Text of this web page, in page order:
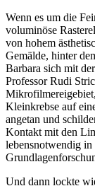
Wenn es um die
voluminöse
von hohem
Gemälde, hinter
Barbara sich mit
Professor Rudi
Kleinkrebse auf
angetan und
Kontakt mit den
lebensnotwendig
Und dann lockte